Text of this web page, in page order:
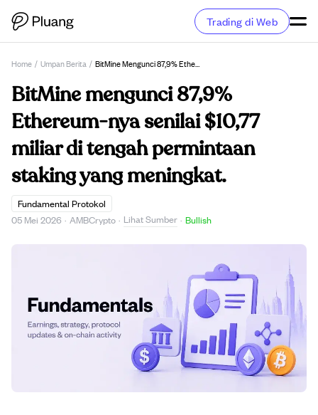
Trading di Web
Home / Umpan Berita / BitMine Mengunci 87,9% Ethereum-Nya Senilai $10,77 Miliar Di Tengah Permintaan Staking Yang Meningkat.
BitMine mengunci 87,9%
Ethereum-nya senilai $10,77
miliar di tengah permintaan
staking yang meningkat.
Fundamental Protokol
05 Mei 2026 · AMBCrypto · Lihat Sumber · Bullish